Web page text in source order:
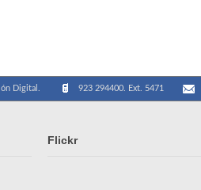
Digital. 923 294400. Ext. 5471
Flickr